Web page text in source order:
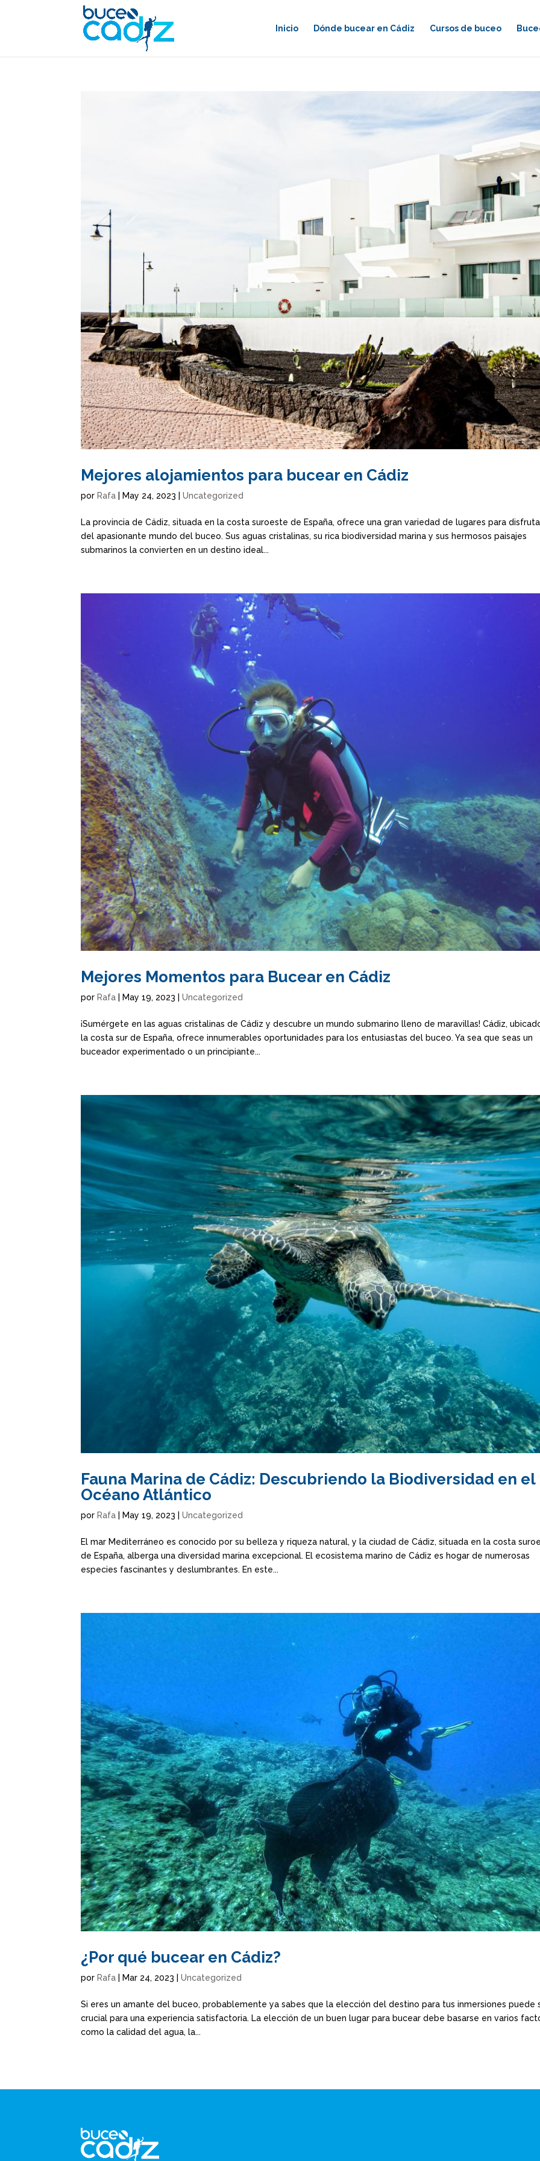
Inicio Dónde bucear en Cádiz Cursos de buceo
Mejores alojamientos para bucear en Cádiz
por Rafa May 24, 2023 |Uncategorized
La provincia de Cádiz, situada en la costa suroeste de España, ofrece una gran variedad de lugares para
del apasionante mundo del buceo. Sus aguas cristalinas, su rica biodiversidad marina y sus hermosos paisajes
submarinos la convierten en un destino ideal...
Mejores Momentos para Bucear en Cádiz
por Rafa May 19, 2023 |Uncategorized
¡Sumérgete en las aguas cristalinas de Cádiz y descubre un mundo submarino lleno de maravillas! Cádiz,
la costa sur de España, ofrece innumerables oportunidades para los entusiastas del buceo. Ya sea que seas un
buceador experimentado o un principiante...
Fauna Marina de Cádiz: Descubriendo la Biodiversidad en el
Océano Atlántico
por Rafa May 19, 2023 |Uncategorized
El mar Mediterráneo es conocido por su belleza y riqueza natural, y la ciudad de Cádiz, situada en la costa
de España, alberga una diversidad marina excepcional. El ecosistema marino de Cádiz es hogar de numerosas
especies fascinantes y deslumbrantes. En este...
¿Por qué bucear en Cádiz?
porRafa |Mar 24, 2023 |Uncategorized
Si eres un amante del buceo, probablemente ya sabes que la elección del destino para tus inmersiones puede
crucial para una experiencia satisfactoria. La elección de un buen lugar para bucear debe basarse en varios
como la calidad del agua, la...